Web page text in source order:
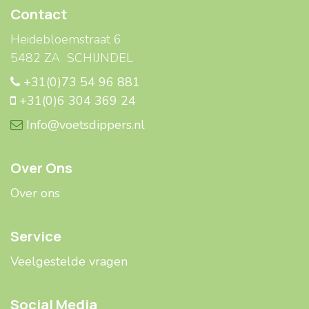
Contact
Heidebloemstraat 6
5482 ZA SCHIJNDEL
+31(0)73 54 96 881
+31(0)6 304 369 24
Info@voetsdippers.nl
Over Ons
Over ons
Service
Veelgestelde ​​vragen
Social Media